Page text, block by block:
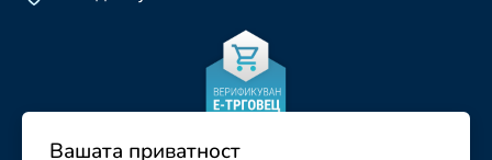
Вашата приватност